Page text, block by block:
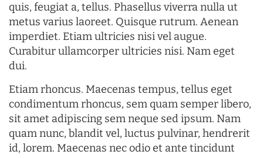
quis, feugiat a, tellus. Phasellus viverra nulla ut
metus varius laoreet. Quisque rutrum. Aenean
imperdiet. Etiam ultricies nisi vel augue.
Curabitur ullamcorper ultricies nisi. Nam eget
dui.
Etiam rhoncus. Maecenas tempus, tellus eget
condimentum rhoncus, sem quam semper libero,
sit amet adipiscing sem neque sed ipsum. Nam
quam nunc, blandit vel, luctus pulvinar, hendrerit
id, lorem. Maecenas nec odio et ante tincidunt